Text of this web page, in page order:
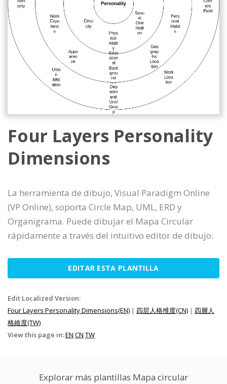
Four Layers Personality
Dimensions
La herramienta de dibujo, Visual Paradigm Online
(VP Online), soporta Circle Map, UML, ERD y
Organigrama. Puede dibujar el Mapa Circular
rápidamente a través del intuitivo editor de dibujo.
EDITAR ESTA PLANTILLA
Edit Localized Version:
Four Layers Personality Dimensions(EN) | 四层人格维度(CN) | 四層人
格維度(TW)
View this page in:EN CN TW
Explorar más plantillas Mapa circular